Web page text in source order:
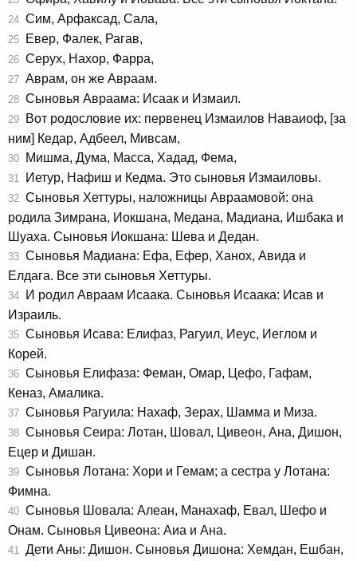
24 Сим, Арфаксад, Сала,
25 Евер, Фалек, Рагав,
26 Серух, Нахор, Фарра,
27 Аврам, он же Авраам.
28 Сыновья Авраама: Исаак и Измаил.
29 Вот родословие их: первенец Измаилов Наваиоф, [за
ним] Кедар, Адбеел, Мивсам,
30 Мишма, Дума, Масса, Хадад, Фема,
31 Иетур, Нафиш и Кедма. Это сыновья Измаиловы.
32 Сыновья Хеттуры, наложницы Авраамовой: она
родила Зимрана, Иокшана, Медана, Мадиана, Ишбака и
Шуаха. Сыновья Иокшана: Шева и Дедан.
33 Сыновья Мадиана: Ефа, Ефер, Ханох, Авида и
Елдага. Все эти сыновья Хеттуры.
34 И родил Авраам Исаака. Сыновья Исаака: Исав и
Израиль.
35 Сыновья Исава: Елифаз, Рагуил, Иеус, Иеглом и
Корей.
36 Сыновья Елифаза: Феман, Омар, Цефо, Гафам,
Кеназ, Амалика.
37 Сыновья Рагуила: Нахаф, Зерах, Шамма и Миза.
38 Сыновья Сеира: Лотан, Шовал, Цивеон, Ана, Дишон,
Ецер и Дишан.
39 Сыновья Лотана: Хори и Гемам; а сестра у Лотана:
Фимна.
40 Сыновья Шовала: Алеан, Манахаф, Евал, Шефо и
Онам. Сыновья Цивеона: Аиа и Ана.
41
Дети Аны: Дишон. Сыновья Дишона: Хемдан, Ешбан,